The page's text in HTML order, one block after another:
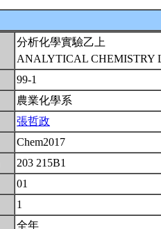
分析化學實驗乙上
ANALYTICAL CHEMISTRY
99-1
農業化學系
張哲政
Chem2017
203 215B1
01
1
全年